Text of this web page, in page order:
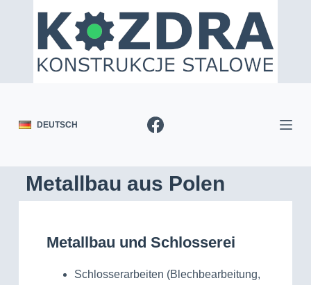
DEUTSCH
Metallbau aus Polen
Metallbau und Schlosserei
Schlosserarbeiten (Blechbearbeitung,